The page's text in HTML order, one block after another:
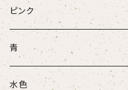
ピンク
青
水色